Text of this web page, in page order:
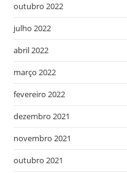
outubro 2022
julho 2022
abril 2022
março 2022
fevereiro 2022
dezembro 2021
novembro 2021
outubro 2021